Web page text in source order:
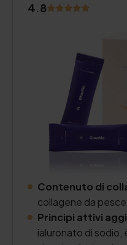
4.8
Contenuto di
collagene da
Principi attivi
ialuronato di sodio,